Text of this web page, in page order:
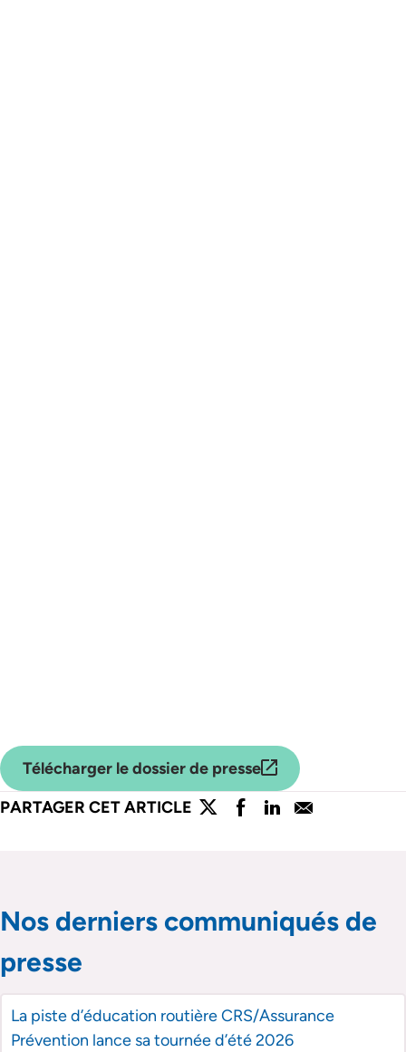
Télécharger le dossier de presse lien externe
PARTAGER CET ARTICLE
Partager l'article sur twitter
lien externe
Partager l'article sur facebook
lien externe
Partager l'article sur
lien externe
Partager l'article
lien externe
Nos derniers communiqués de
presse
La piste d’éducation routière CRS/Assurance
Prévention lance sa tournée d’été 2026